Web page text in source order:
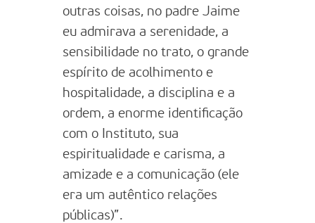
outras coisas, no padre Jaime
eu admirava a serenidade, a
sensibilidade no trato, o grande
espírito de acolhimento e
hospitalidade, a disciplina e a
ordem, a enorme identificação
com o Instituto, sua
espiritualidade e carisma, a
amizade e a comunicação (ele
era um autêntico relações
públicas)”.